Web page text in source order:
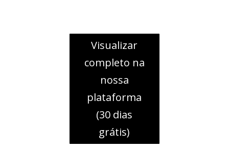
Visualizar
completo na
nossa
plataforma
(30 dias
grátis)